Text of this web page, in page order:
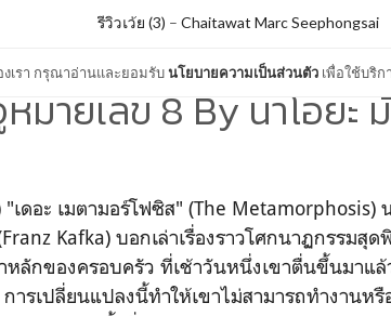
เรา กรุณาอ่านและยอมรับนโยบายความเป็นส่วนตัว เพื่อใช้บริก
รีวิวเว้ย (3) – Chaitawat Marc Seephongsai
หมายเลข 8 By นาโอยะ
"เดอะ เมตามอร์โฟซิส" (The
Kafka) บอกเล่าเรื่องราวโศกนาฏกรรมสุ
หลักของครอบครัว ที่เช้าวันหนึ่งเขาตื่นขึ้นมาแล้
ารเปลี่ยนแปลงนี้ทำให้เขาไม่สามารถทำงานห